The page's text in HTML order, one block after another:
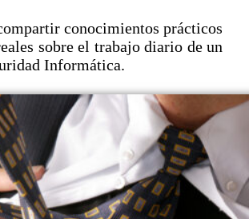
conocimientos prácticos
sobre el trabajo diario de un
Informática.